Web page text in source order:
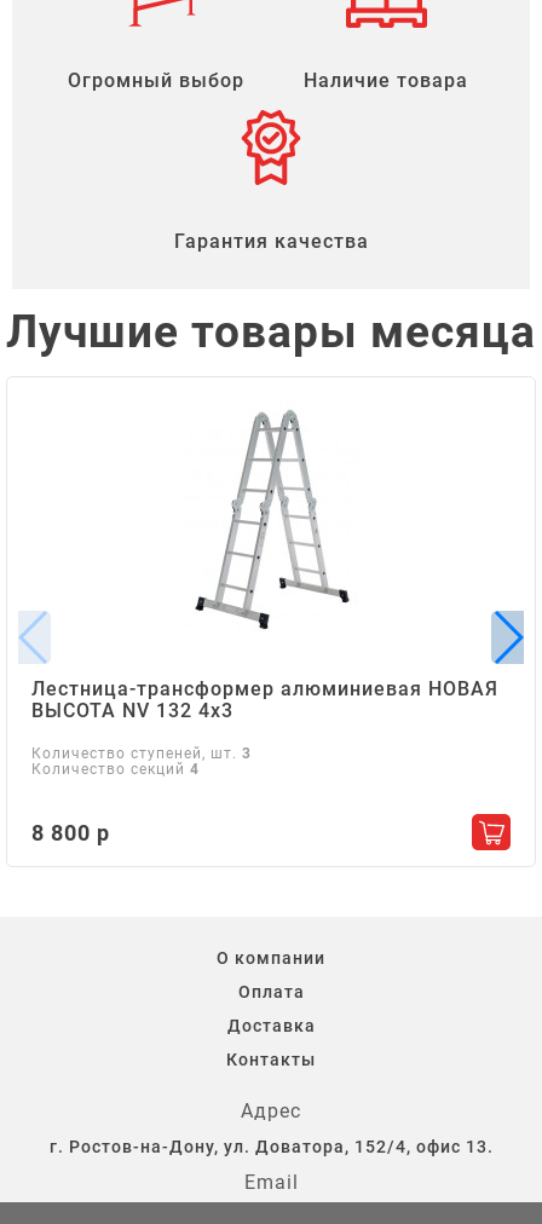
Огромный выбор Наличие товара
Гарантия качества
Лучшие товары месяца
Лестница-трансформер алюминиевая НОВАЯ
ВЫСОТА NV 132 4х3
Количество ступеней, шт. 3
Количество секций 4
8 800 р
О компании
Оплата
Доставка
Контакты
Адрес
г. Ростов-на-Дону, ул. Доватора, 152/4, офис 13.
Email